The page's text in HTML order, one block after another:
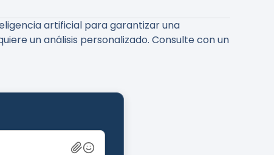
artificial para garantizar una
un análisis personalizado. Consulte con un